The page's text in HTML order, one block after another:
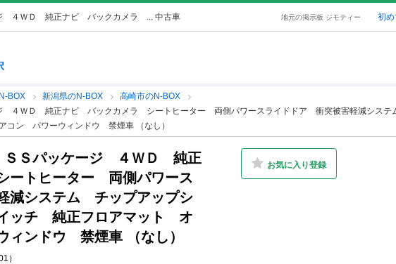
４ＷＤ 純正ナビ バックカメラ ... 中古車 地元の掲示板 ジモティー 初
N-BOX 新潟県のN-BOX
高崎市のN-BOX
４ＷＤ 純正ナビ バックカメラ シートヒーター 両側パワースライドドア 衝突被害軽減シス
ン パワーウィンドウ 禁煙車 （なし）
ＳＳパッケージ ４ＷＤ 純正
トヒーター 両側パワース
減システム チップアップシ
ッチ 純正フロアマット オ
ンドウ 禁煙車 （なし）
）
お気に入り登録